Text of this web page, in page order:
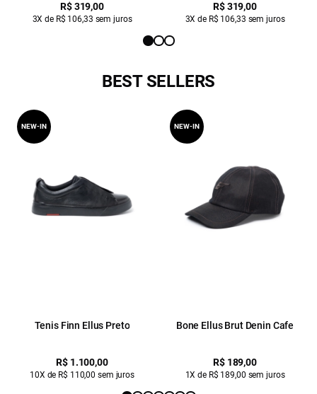
R$ 319,00
3X de R$ 106,33 sem juros
R$ 319,00
3X de R$ 106,33 sem juros
BEST SELLERS
Tenis Finn Ellus Preto
R$ 1.100,00
10X de R$ 110,00 sem juros
NEW-IN
Bone Ellus Brut Denin Cafe
R$ 189,00
1X de R$ 189,00 sem juros
NEW-IN